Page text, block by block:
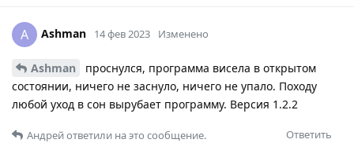
A Ashman 14 фев 2023 Изменено
Ashman
проснулся, программа висела в открытом
состоянии, ничего не заснуло, ничего не упало. Походу
любой уход в сон вырубает программу. Версия 1.2.2
Ответить
Андрейответили на это сообщение.